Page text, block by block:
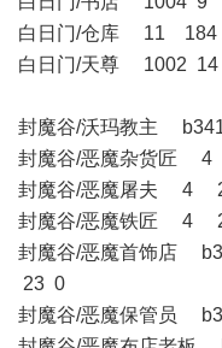
白日门/仓库 11
白日门/天尊
封魔谷/沃玛教主
封魔谷/恶魔杂货匠
封魔谷/恶魔屠夫 4
封魔谷/恶魔铁匠 4
封魔谷/恶魔首饰店
23 0
封魔谷/恶魔保管员